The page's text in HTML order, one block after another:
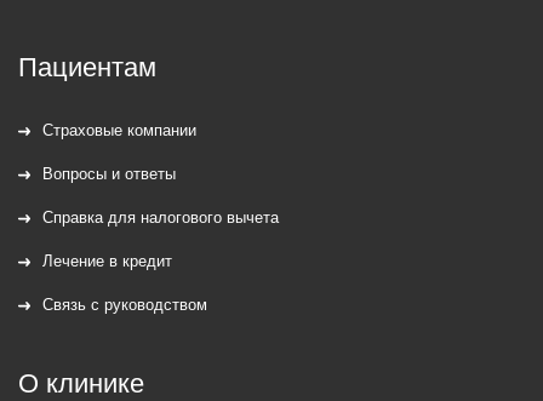
Пациентам
Страховые компании
Вопросы и ответы
Справка для налогового вычета
Лечение в кредит
Связь с руководством
О клинике